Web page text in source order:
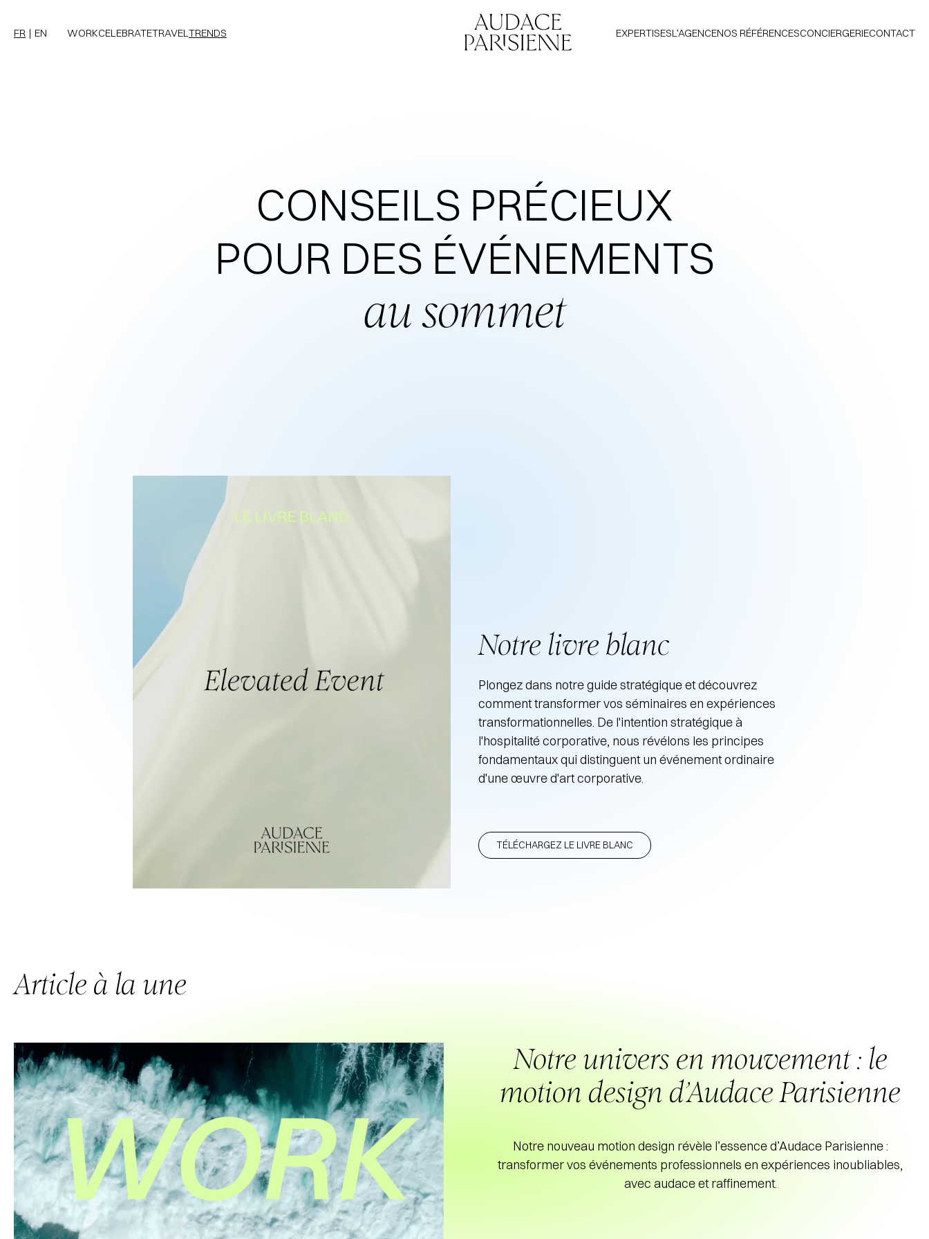
FR EN WORKCELEBRATETRAVEL TRENDS EXPERTISESL’AGENCENOS RÉFÉRENCESCONCIERGERIECONTACT
CONSEILS PRÉCIEUX
POUR DES ÉVÉNEMENTS
au sommet
Notre livre blanc
Plongez dans notre guide stratégique et découvrez
comment transformer vos séminaires en expériences
transformationnelles. De l'intention stratégique à
l'hospitalité corporative, nous révélons les principes
fondamentaux qui distinguent un événement ordinaire
d'une œuvre d'art corporative.
TÉLÉCHARGEZ LE LIVRE BLANC
Article à la une
Notre univers en mouvement : le
motion design d’Audace Parisienne
Notre nouveau motion design révèle l’essence d’Audace Parisienne :
transformer vos événements professionnels en expériences inoubliables,
avec audace et raffinement.